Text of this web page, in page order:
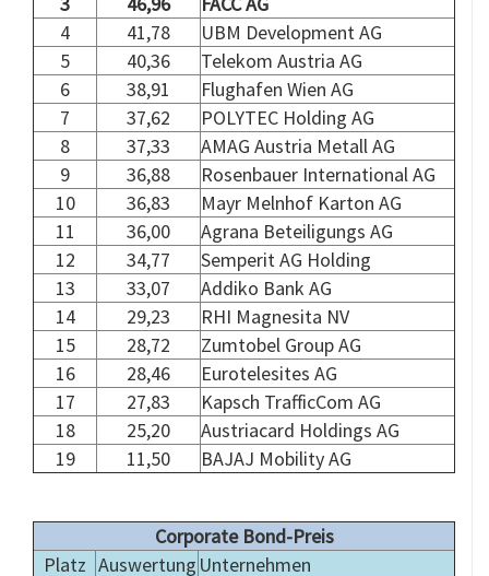
4
41,78
UBM Development AG
5
40,36
Telekom Austria AG
6
38,91
Flughafen Wien AG
7
37,62
POLYTEC Holding AG
8
37,33
AMAG Austria Metall AG
9
36,88
Rosenbauer International AG
10
36,83
Mayr Melnhof Karton AG
11
36,00
Agrana Beteiligungs AG
12
34,77
Semperit AG Holding
13
33,07
Addiko Bank AG
14
29,23
RHI Magnesita NV
15
28,72
Zumtobel Group AG
16
28,46
Eurotelesites AG
17
27,83
Kapsch TrafficCom AG
18
25,20
Austriacard Holdings AG
19
11,50 BAJAJ Mobility AG
Corporate Bond-Preis
Platz Auswertung Unternehmen